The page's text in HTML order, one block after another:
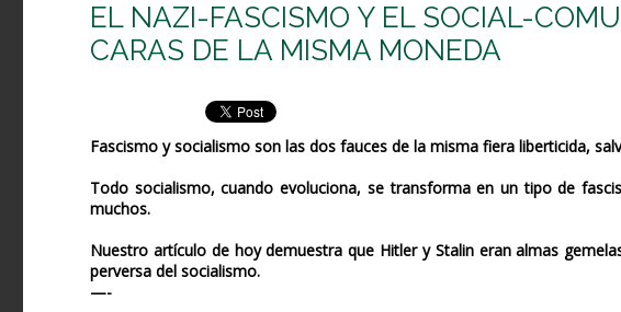
EL NAZI-FASCISMO Y EL SOCIAL-
CARAS DE LA MISMA MONEDA
Fascismo y socialismo son las dos fauces de la misma fiera liberticida,
Todo socialismo, cuando evoluciona, se transforma en un tipo de
muchos.
Nuestro artículo de hoy demuestra que Hitler y Stalin eran almas
perversa del socialismo.
—-